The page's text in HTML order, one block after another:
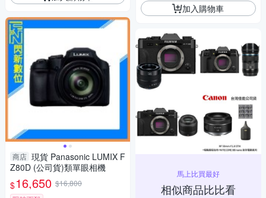
商店 現貨 Panasonic LUMIX F
Z80D (公司貨)類單眼相機
$16,650 $16,800
加入購物車
馬上比買最好
相似商品比比看